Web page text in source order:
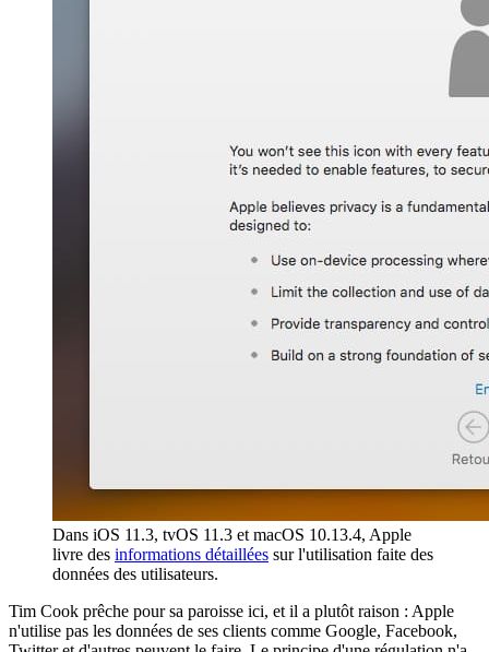
Dans iOS 11.3, tvOS 11.3 et macOS 10.13.4, Apple
livre des informations détaillées sur l'utilisation faite des
données des utilisateurs.
Tim Cook prêche pour sa paroisse ici, et il a plutôt raison : Apple
n'utilise pas les données de ses clients comme Google, Facebook,